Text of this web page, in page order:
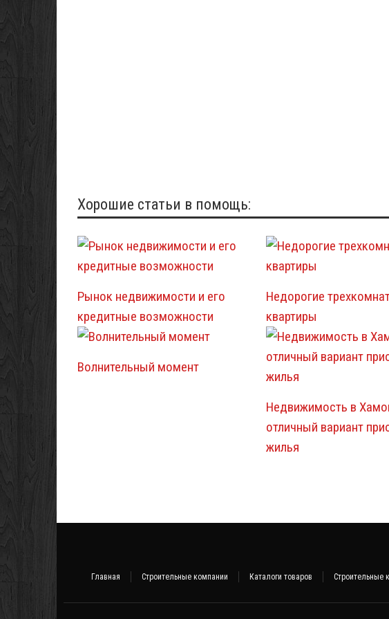
Хорошие статьи в помощь:
Рынок недвижимости и его
кредитные возможности
Недорогие
квартиры
Волнительный момент
Недвижимость в
отличный вариант
жилья
Главная Строительные компании Каталоги товаров Строительные